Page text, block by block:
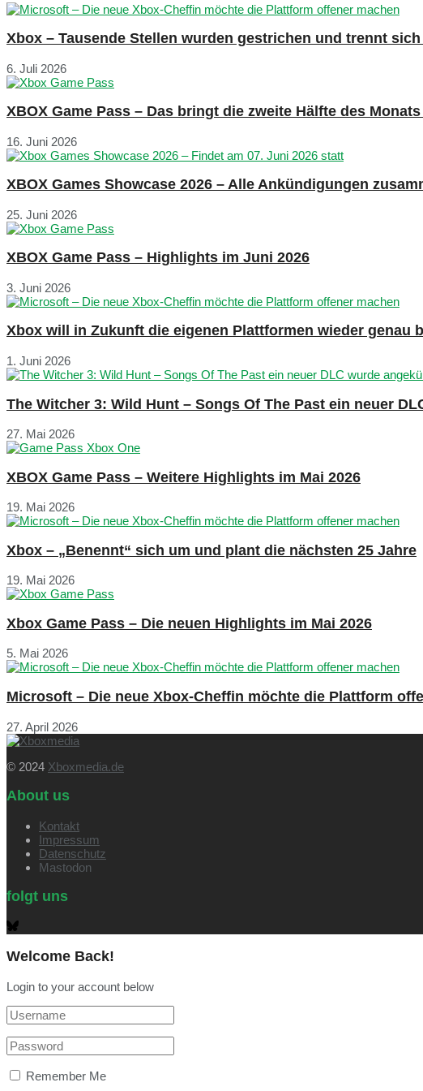
Xbox – Tausende Stellen wurden gestrichen und trennt
6. Juli 2026
XBOX Game Pass – Das bringt die zweite Hälfte des
16. Juni 2026
XBOX Games Showcase 2026 – Alle Ankündigungen
25. Juni 2026
XBOX Game Pass – Highlights im Juni 2026
3. Juni 2026
Xbox will in Zukunft die eigenen Plattformen wieder genau
1. Juni 2026
The Witcher 3: Wild Hunt – Songs Of The Past ein neuer
27. Mai 2026
XBOX Game Pass – Weitere Highlights im Mai 2026
19. Mai 2026
Xbox – „Benennt“ sich um und plant die nächsten 25 Jahre
19. Mai 2026
Xbox Game Pass – Die neuen Highlights im Mai 2026
5. Mai 2026
Microsoft – Die neue Xbox-Cheffin möchte die Plattform
27. April 2026
© 2024 Xboxmedia.de
About us
Kontakt
Impressum
Datenschutz
Mastodon
folgt uns
Welcome Back!
Login to your account below
Remember Me